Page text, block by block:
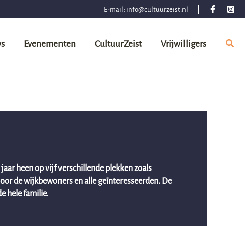
E-mail: info@cultuurzeist.nl
Evenementen CultuurZeist Vrijwilligers
heen op vijf verschillende plekken zoals
de wijkbewoners en alle geïnteresseerden. De
hele familie.